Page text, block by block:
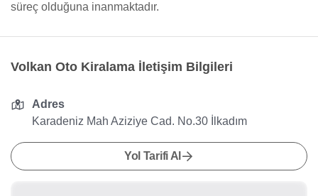
süreç olduğuna inanmaktadır.
Volkan Oto Kiralama İletişim Bilgileri
Adres
Karadeniz Mah Aziziye Cad. No.30 İlkadım
Yol Tarifi Al